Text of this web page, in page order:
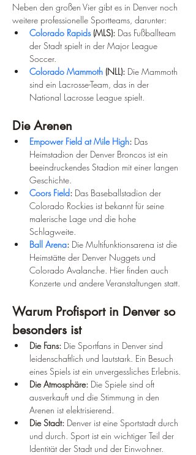
Neben den großen Vier gibt es in Denver noch
weitere professionelle Sportteams, darunter:
Colorado Rapids (MLS): Das Fußballteam
der Stadt spielt in der Major League
Soccer.
Colorado Mammoth (NLL): Die Mammoth
sind ein Lacrosse-Team, das in der
National Lacrosse League spielt.
Die Arenen
Empower Field at Mile High: Das
Heimstadion der Denver Broncos ist ein
beeindruckendes Stadion mit einer langen
Geschichte.
Coors Field: Das Baseballstadion der
Colorado Rockies ist bekannt für seine
malerische Lage und die hohe
Schlagweite.
Ball Arena: Die Multifunktionsarena ist die
Heimstätte der Denver Nuggets und
Colorado Avalanche. Hier finden auch
Konzerte und andere Veranstaltungen statt.
Warum Profisport in Denver so
besonders ist
Die Fans: Die Sportfans in Denver sind
leidenschaftlich und lautstark. Ein Besuch
eines Spiels ist ein unvergessliches Erlebnis.
Die Atmosphäre: Die Spiele sind oft
ausverkauft und die Stimmung in den
Arenen ist elektrisierend.
Die Stadt: Denver ist eine Sportstadt durch
und durch. Sport ist ein wichtiger Teil der
Identität der Stadt und der Einwohner.